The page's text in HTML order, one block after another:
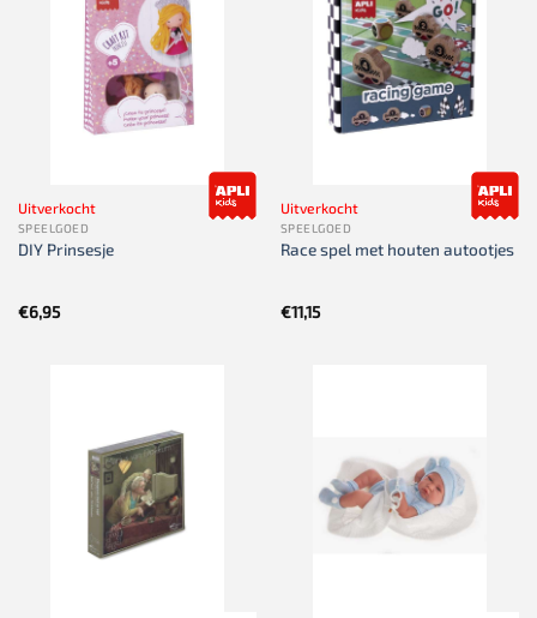
Uitverkocht
SPEELGOED
DIY Prinsesje
€6,95
Uitverkocht
SPEELGOED
Race spel met houten autootjes
€11,15